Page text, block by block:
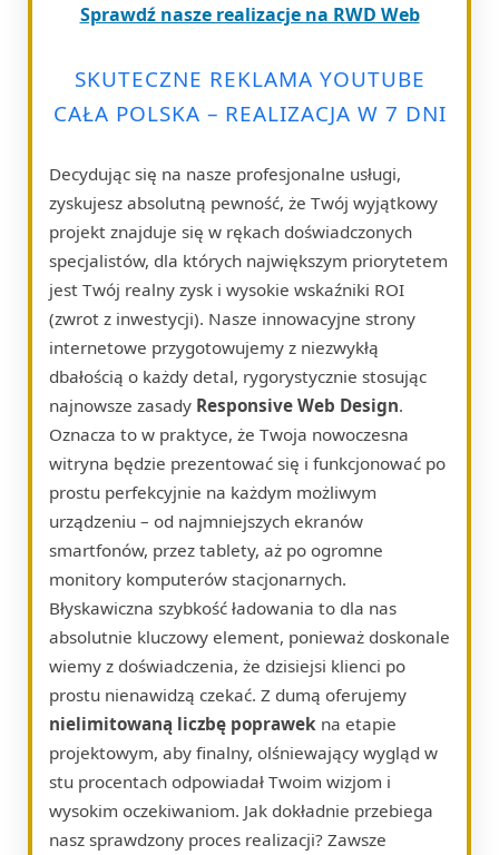
Sprawdź nasze realizacje na RWD Web
SKUTECZNE REKLAMA YOUTUBE
CAŁA POLSKA – REALIZACJA W 7 DNI
Decydując się na nasze profesjonalne usługi,
zyskujesz absolutną pewność, że Twój wyjątkowy
projekt znajduje się w rękach doświadczonych
specjalistów, dla których największym priorytetem
jest Twój realny zysk i wysokie wskaźniki ROI
(zwrot z inwestycji). Nasze innowacyjne strony
internetowe przygotowujemy z niezwykłą
dbałością o każdy detal, rygorystycznie stosując
najnowsze zasady Responsive Web Design.
Oznacza to w praktyce, że Twoja nowoczesna
witryna będzie prezentować się i funkcjonować po
prostu perfekcyjnie na każdym możliwym
urządzeniu – od najmniejszych ekranów
smartfonów, przez tablety, aż po ogromne
monitory komputerów stacjonarnych.
Błyskawiczna szybkość ładowania to dla nas
absolutnie kluczowy element, ponieważ doskonale
wiemy z doświadczenia, że dzisiejsi klienci po
prostu nienawidzą czekać. Z dumą oferujemy
nielimitowaną liczbę poprawek na etapie
projektowym, aby finalny, olśniewający wygląd w
stu procentach odpowiadał Twoim wizjom i
wysokim oczekiwaniom. Jak dokładnie przebiega
nasz sprawdzony proces realizacji? Zawsze